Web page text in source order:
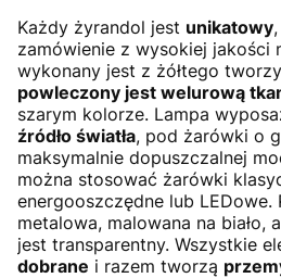
Każdy żyrandol jest unikatowy,
zamówienie z wysokiej jakości
wykonany jest z żółtego
powleczony jest welurową
szarym kolorze. Lampa
źródło światła, pod żarówki o
maksymalnie dopuszczalnej
można stosować żarówki
energooszczędne lub
metalowa, malowana na biało,
jest transparentny. Wszystkie
dobrane i razem tworzą